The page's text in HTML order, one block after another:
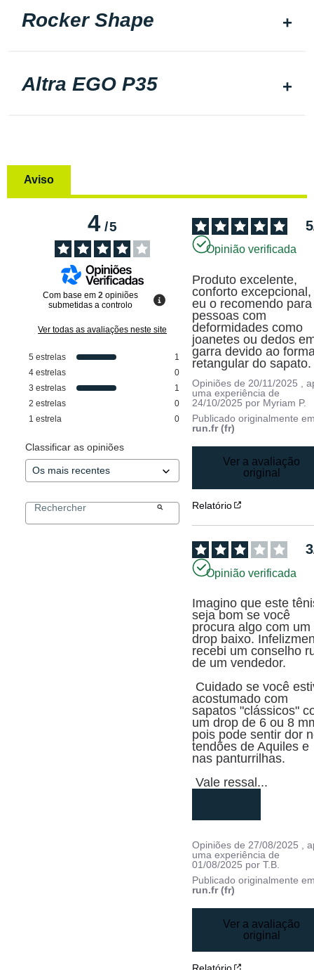
Rocker Shape
Altra EGO P35
Aviso
4/5
Com base em 2 opiniões
submetidas a controlo
Ver todas as avaliações neste site
5 estrelas
1
4 estrelas
0
3 estrelas
1
2 estrelas
0
1 estrela 0
Classificar as opiniões
5
Opinião verificada
Produto excelente,
conforto excepcional,
eu o recomendo para
pessoas com
deformidades como
joanetes ou dedos
garra devido ao
retangular do sapato.
Opiniões de 20/11/2025
,
uma experiência de
24/10/2025 por Myriam P.
Publicado originalmente
run.fr (fr)
Ver a avaliação
original
Relatório
3
Opinião verificada
Imagino que este
seja bom se você
procura algo com um
drop baixo.
recebi um conselho
de um vendedor.
acostumado com
sapatos "clássicos"
um drop de 6 ou 8
pois pode sentir dor
tendões de Aquiles e
nas panturrilhas.
Vale ressal ...
Opiniões de27/08/2025 ,
uma experiência de
01/08/2025 porT.B.
Publicado originalmente
run.fr (fr)
Ver a avaliação
original
Relatório